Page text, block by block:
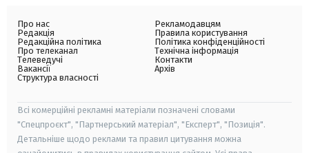
Про нас
Редакція
Редакційна політика
Про телеканал
Телеведучі
Вакансії
Структура власності
Рекламодавцям
Правила користування
Політика конфіденційності
Технічна інформація
Контакти
Архів
Всі комерційні рекламні матеріали позначені словами
"Спецпроєкт", "Партнерський матеріал", "Експерт", "Позиція".
Детальніше щодо реклами та правил цитування можна